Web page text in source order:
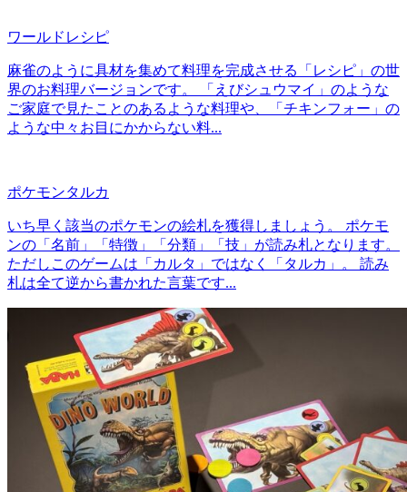
ワールドレシピ
麻雀のように具材を集めて料理を完成させる「レシピ」の世
界のお料理バージョンです。 「えびシュウマイ」のような
ご家庭で見たことのあるような料理や、「チキンフォー」の
ような中々お目にかからない料...
ポケモンタルカ
いち早く該当のポケモンの絵札を獲得しましょう。 ポケモ
ンの「名前」「特徴」「分類」「技」が読み札となります。
ただしこのゲームは「カルタ」ではなく「タルカ」。 読み
札は全て逆から書かれた言葉です...